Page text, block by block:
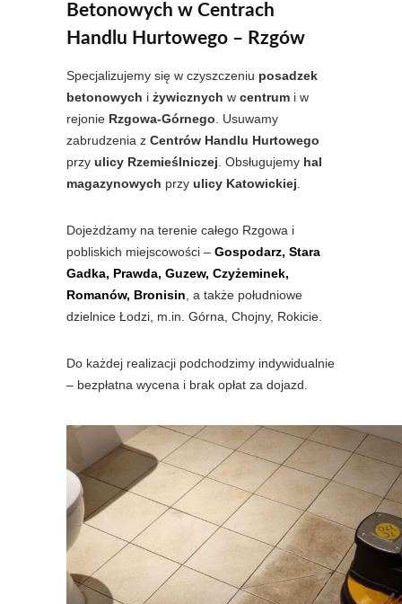
Betonowych w Centrach
Handlu Hurtowego – Rzgów
Specjalizujemy się w czyszczeniu posadzek
betonowych i żywicznych w centrum i w
rejonie Rzgowa-Górnego . Usuwamy
zabrudzenia z Centrów Handlu Hurtowego
przy ulicy Rzemieślniczej . Obsługujemy hal
magazynowych przy ulicy Katowickiej
Dojeżdżamy na terenie całego Rzgowa i
pobliskich miejscowości – Gospodarz, Stara
Gadka, Prawda, Guzew, Czyżeminek,
Romanów, Bronisin , a także południowe
dzielnice Łodzi, m.in. Górna, Chojny, Rokicie.
Do każdej realizacji podchodzimy indywidualnie
– bezpłatna wycena i brak opłat za dojazd.